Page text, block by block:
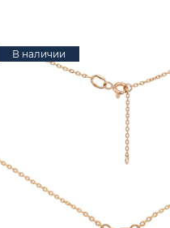
В наличии